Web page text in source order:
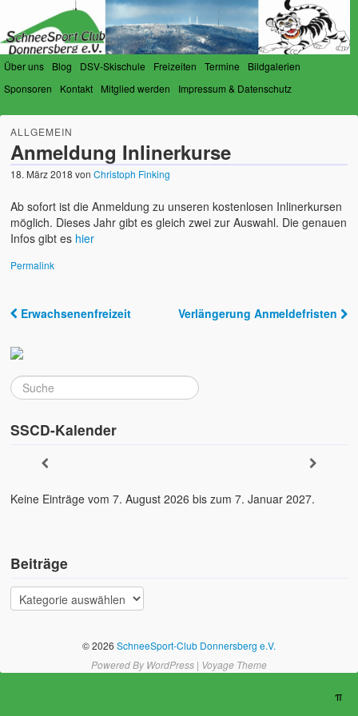
Über uns Blog DSV-Skischule Freizeiten Termine
Bildgalerien
Sponsoren
Kontakt Mitglied werden Impressum & Datenschutz
SchneeSport-Club Donnersberg
e.V.
ALLGEMEIN
Anmeldung Inlinerkurse
18. März 2018 vonChristoph Finking
Ab sofort ist die Anmeldung zu unseren kostenlosen Inlinerkursen
möglich. Dieses Jahr gibt es gleich zwei zur Auswahl. Die genauen
Infos gibt es hier
Permalink
Post navigation
Erwachsenenfreizeit Verlängerung Anmeldefristen
SSCD-Kalender
Keine Einträge vom 7. August 2026 bis zum 7. Januar 2027.
Beiträge
© 2026 SchneeSport-Club Donnersberg e.V.
Powered By WordPress| Voyage Theme
π